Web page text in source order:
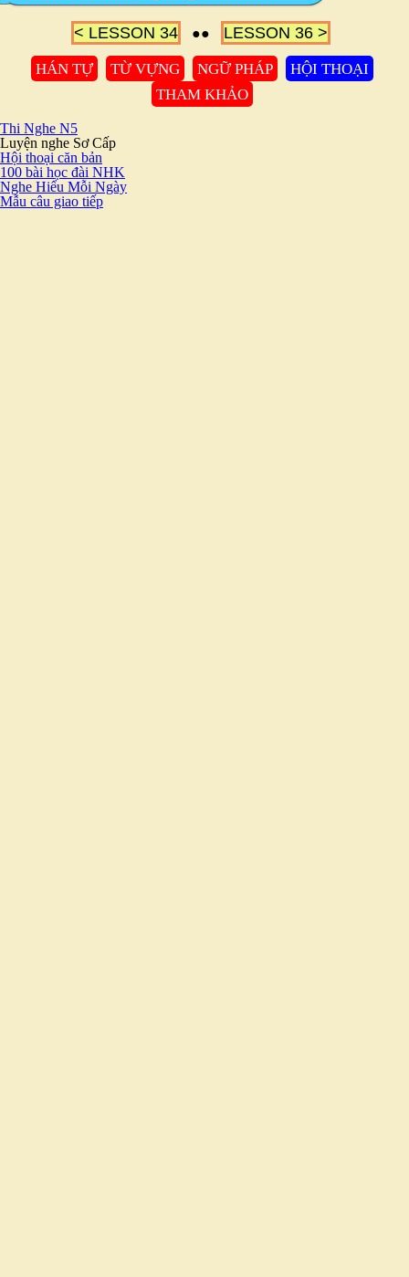
< LESSON 34 ●● LESSON 36 >
HÁN TỰ TỪ VỰNG NGỮ PHÁP
HỘI THOẠI
THAM KHẢO
Thi Nghe N5
Luyện nghe Sơ Cấp
Hội thoại căn bản
100 bài học đài NHK
Nghe Hiểu Mỗi Ngày
Mẫu câu giao tiếp